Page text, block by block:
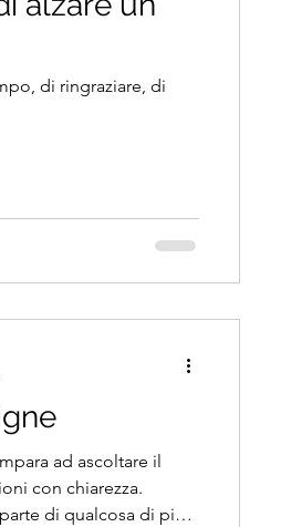
di ringraziare, di
ad ascoltare il
con chiarezza.
di qualcosa di più